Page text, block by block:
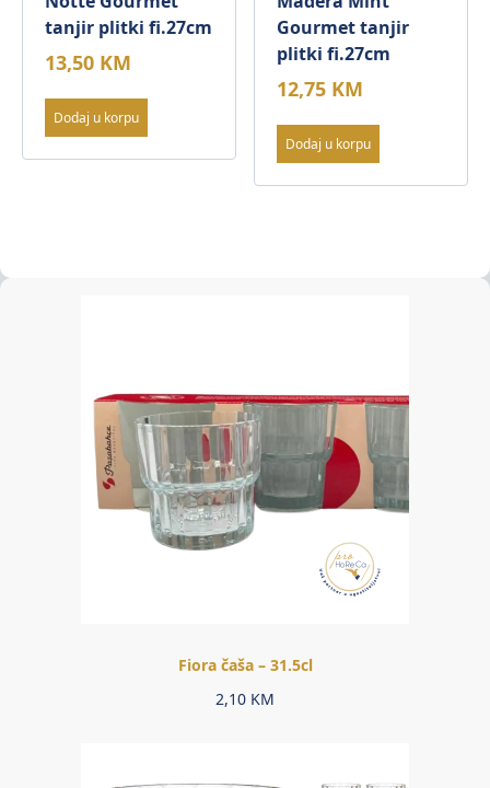
tanjir plitki fi.27cm
13,50 KM
Dodaj u korpu
Gourmet tanjir
plitki fi.27cm
12,75 KM
Dodaj u korpu
Fiora čaša – 31.5cl
2,10 KM